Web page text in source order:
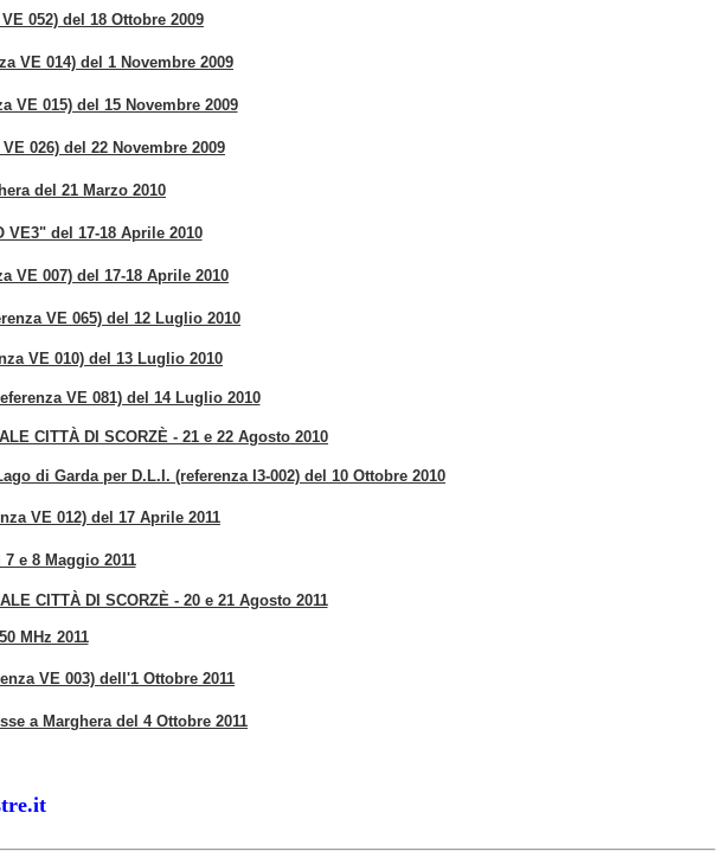
052) del 18 Ottobre 2009
VE 014) del 1 Novembre 2009
VE 015) del 15 Novembre 2009
026) del 22 Novembre 2009
del 21 Marzo 2010
del 17-18 Aprile 2010
VE 007) del 17-18 Aprile 2010
VE 065) del 12 Luglio 2010
VE 010) del 13 Luglio 2010
VE 081) del 14 Luglio 2010
CITTÀ DI SCORZÈ - 21 e 22 Agosto 2010
di Garda per D.L.I. (referenza I3-002) del 10 Ottobre 2010
VE 012) del 17 Aprile 2011
7 e 8 Maggio 2011
CITTÀ DI SCORZÈ - 20 e 21 Agosto 2011
MHz 2011
VE 003) dell'1 Ottobre 2011
a Marghera del 4 Ottobre 2011